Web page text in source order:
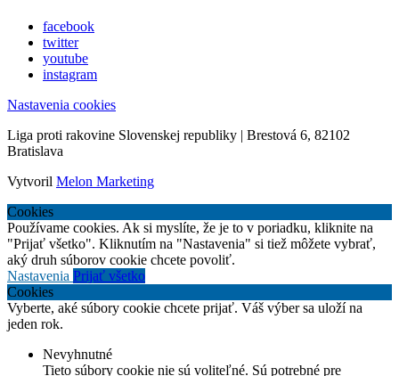
facebook
twitter
youtube
instagram
Nastavenia cookies
Liga proti rakovine Slovenskej republiky | Brestová 6, 82102
Bratislava
Vytvoril Melon Marketing
Cookies
Používame cookies. Ak si myslíte, že je to v poriadku, kliknite na
"Prijať všetko". Kliknutím na "Nastavenia" si tiež môžete vybrať,
aký druh súborov cookie chcete povoliť.
Nastavenia Prijať všetko
Cookies
Vyberte, aké súbory cookie chcete prijať. Váš výber sa uloží na
jeden rok.
Nevyhnutné
Tieto súbory cookie nie sú voliteľné. Sú potrebné pre